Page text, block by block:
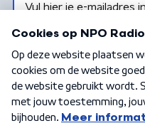
Algemene voorwaarden